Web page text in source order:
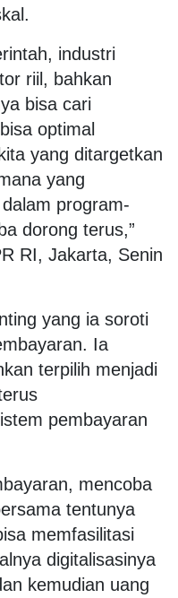
industri
riil, bahkan
bisa cari
optimal
yang ditargetkan
yang
program-
dorong terus,”
RI, Jakarta, Senin
yang ia soroti
Ia
terpilih menjadi
pembayaran
mencoba
tentunya
memfasilitasi
digitalisasinya
kemudian uang